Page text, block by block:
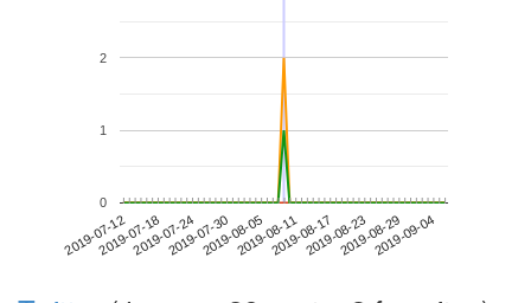
2019-07-122019-07-182019-07-242019-07-302019-08-052019-08-112019-08-172019-08-232019-08-292019-09-04
0
1
2